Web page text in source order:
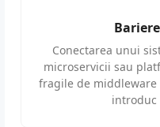
Conectarea unui
microservicii sau
fragile de middleware
introduc